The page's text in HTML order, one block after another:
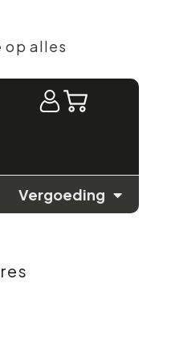
op alles
Vergoeding